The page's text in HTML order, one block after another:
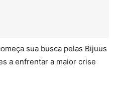
sua busca pelas Bijuus
a enfrentar a maior crise